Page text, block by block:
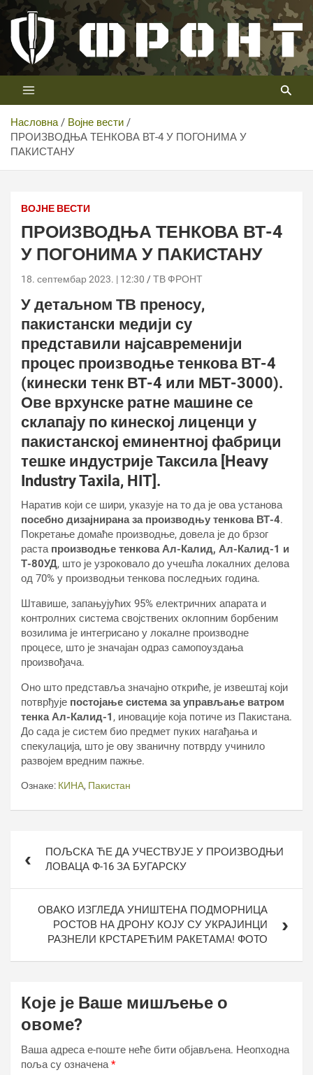
Скип
цонтент
Телевизија ФРОНТ
Први војни канал у Србији
Насловна
Војне вести
ПРОИЗВОДЊА ТЕНКОВА ВТ-4 У ПОГОНИМА У
ПАКИСТАНУ
ВОЈНЕ ВЕСТИ
ПРОИЗВОДЊА ТЕНКОВА ВТ-4
У ПОГОНИМА У ПАКИСТАНУ
18. септембар 2023. | 12:30 ТВ ФРОНТ
У детаљном ТВ преносу,
пакистански медији су
представили најсавременији
процес производње тенкова ВТ-4
(кинески тенк ВТ-4 или МБТ-3000).
Ове врхунске ратне машине се
склапају по кинеској лиценци у
пакистанској еминентној фабрици
тешке индустрије Таксила [Heavy
Industry Taxila, HIT].
Наратив који се шири, указује на то да је ова установа
посебно дизајнирана за производњу тенкова ВТ-4.
Покретање домаће производње, довела је до брзог
раста производње тенкова Ал-Калид, Ал-Калид-1 и
Т-80УД, што је узроковало до учешћа локалних делова
од 70% у производњи тенкова последњих година.
Штавише, запањујућих 95% електричних апарата и
контролних система својствених оклопним борбеним
возилима је интегрисано у локалне производне
процесе, што је значајан одраз самопоуздања
произвођача.
Оно што представља значајно откриће, је извештај који
потврђује постојање система за управљање ватром
тенка Ал-Калид-1 , иновације која потиче из Пакистана.
До сада је систем био предмет пуких нагађања и
спекулација, што је ову званичну потврду учинило
развојем вредним пажње.
Ознаке: КИНА, Пакистан
чланкаПОЉСКА ЋЕ ДА УЧЕСТВУЈЕ У ПРОИЗВОДЊИ
ЛОВАЦА Ф-16 ЗА БУГАРСКУ
ОВАКО ИЗГЛЕДА УНИШТЕНА ПОДМОРНИЦА
РОСТОВ НА ДРОНУ КОЈУ СУ УКРАЈИНЦИ
РАЗНЕЛИ КРСТАРЕЋИМ РАКЕТАМА! ФОТО
Које је Ваше мишљење о
овоме?
Ваша адреса е-поште неће бити објављена. Неопходна
поља су означена*